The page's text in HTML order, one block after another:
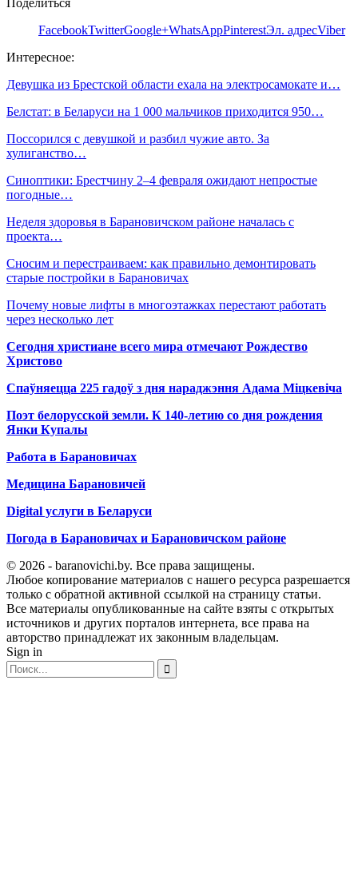
Поделиться
FacebookTwitterGoogle+WhatsAppPinterestЭл. адресViber
Интересное:
Девушка из Брестской области ехала на электросамокате и…
Белстат: в Беларуси на 1 000 мальчиков приходится 950…
Поссорился с девушкой и разбил чужие авто. За
хулиганство…
Синоптики: Брестчину 2–4 февраля ожидают непростые
погодные…
Неделя здоровья в Барановичском районе началась с
проекта…
Сносим и перестраиваем: как правильно демонтировать
старые постройки в Барановичах
Почему новые лифты в многоэтажках перестают работать
через несколько лет
Сегодня христиане всего мира отмечают Рождество
Христово
Спаўняецца 225 гадоў з дня нараджэння Адама Міцкевіча
Поэт белорусской земли. К 140-летию со дня рождения
Янки Купалы
Работа в Барановичах
Медицина Барановичей
Digital услуги в Беларуси
Погода в Барановичах и Барановичском районе
© 2026 - baranovichi.by. Все права защищены.
Любое копирование материалов с нашего ресурса разрешается
только с обратной активной ссылкой на страницу статьи.
Все материалы опубликованные на сайте взяты с открытых
источников и других порталов интернета, все права на
авторство принадлежат их законным владельцам.
Sign in